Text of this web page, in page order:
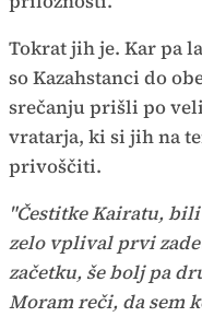
Tokrat jih je. Kar pa
so Kazahstanci do
srečanju prišli po
vratarja, ki si jih na
privoščiti.
"Čestitke Kairatu,
zelo vplival prvi
začetku, še bolj pa
Moram reči, da sem